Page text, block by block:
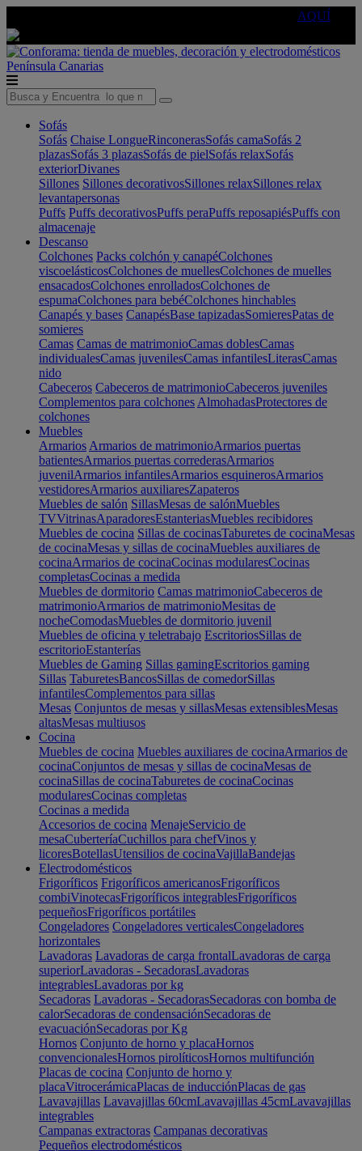
AQUÍ
Península Canarias
Sofás
Sofás Chaise LongueRinconerasSofás camaSofás 2
plazasSofás 3 plazasSofás de pielSofás relaxSofás
exteriorDivanes
Sillones Sillones decorativosSillones relaxSillones relax
levantapersonas
Puffs Puffs decorativosPuffs peraPuffs reposapiésPuffs con
almacenaje
Descanso
Colchones Packs colchón y canapéColchones
viscoelásticosColchones de muellesColchones de muelles
ensacadosColchones enrolladosColchones de
espumaColchones para bebéColchones hinchables
Canapés y bases CanapésBase tapizadasSomieresPatas de
somieres
Camas Camas de matrimonioCamas doblesCamas
individualesCamas juvenilesCamas infantilesLiterasCamas
nido
Cabeceros Cabeceros de matrimonioCabeceros juveniles
Complementos para colchones AlmohadasProtectores de
colchones
Muebles
Armarios Armarios de matrimonioArmarios puertas
batientesArmarios puertas correderasArmarios
juvenilArmarios infantilesArmarios esquinerosArmarios
vestidoresArmarios auxiliaresZapateros
Muebles de salón SillasMesas de salónMuebles
TVVitrinasAparadoresEstanteriasMuebles recibidores
Muebles de cocina Sillas de cocinasTaburetes de cocinaMesas
de cocinaMesas y sillas de cocinaMuebles auxiliares de
cocinaArmarios de cocinaCocinas modularesCocinas
completasCocinas a medida
Muebles de dormitorio Camas matrimonioCabeceros de
matrimonioArmarios de matrimonioMesitas de
nocheComodasMuebles de dormitorio juvenil
Muebles de oficina y teletrabajo EscritoriosSillas de
escritorioEstanterías
Muebles de Gaming Sillas gamingEscritorios gaming
Sillas TaburetesBancosSillas de comedorSillas
infantilesComplementos para sillas
Mesas Conjuntos de mesas y sillasMesas extensiblesMesas
altasMesas multiusos
Cocina
Muebles de cocina Muebles auxiliares de cocinaArmarios de
cocinaConjuntos de mesas y sillas de cocinaMesas de
cocinaSillas de cocinaTaburetes de cocinaCocinas
modularesCocinas completas
Cocinas a medida
Accesorios de cocina MenajeServicio de
mesaCuberteríaCuchillos para chefVinos y
licoresBotellasUtensilios de cocinaVajillaBandejas
Electrodomésticos
Frigoríficos Frigoríficos americanosFrigoríficos
combiVinotecasFrigoríficos integrablesFrigoríficos
pequeñosFrigoríficos portátiles
Congeladores Congeladores verticalesCongeladores
horizontales
Lavadoras Lavadoras de carga frontalLavadoras de carga
superiorLavadoras - SecadorasLavadoras
integrablesLavadoras por kg
Secadoras Lavadoras - SecadorasSecadoras con bomba de
calorSecadoras de condensaciónSecadoras de
evacuaciónSecadoras por Kg
Hornos Conjunto de horno y placaHornos
convencionalesHornos pirolíticosHornos multifunción
Placas de cocina Conjunto de horno y
placaVitrocerámicaPlacas de inducciónPlacas de gas
Lavavajillas Lavavajillas 60cmLavavajillas 45cmLavavajillas
integrables
Campanas extractoras Campanas decorativas
Pequeños electrodomésticos